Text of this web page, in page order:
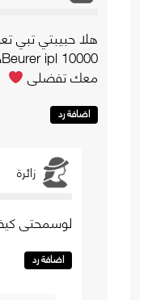
هلا حبيبتي تبي
معك تفضلي
اضافة رد
زائرة
لوسمحتي
اضافة رد